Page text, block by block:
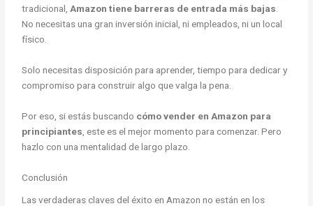
tradicional,Amazon tiene barreras de entrada más bajas.
No necesitas una gran inversión inicial, ni empleados, ni un local
físico.
Solo necesitas disposición para aprender, tiempo para dedicar y
compromiso para construir algo que valga la pena.
Por eso, si estás buscando cómo vender en Amazon para
principiantes , este es el mejor momento para comenzar. Pero
hazlo con una mentalidad de largo plazo.
Conclusión
Las verdaderas claves del éxito en Amazon no están en los